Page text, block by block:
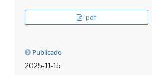
pdf
Publicado
2025-11-15